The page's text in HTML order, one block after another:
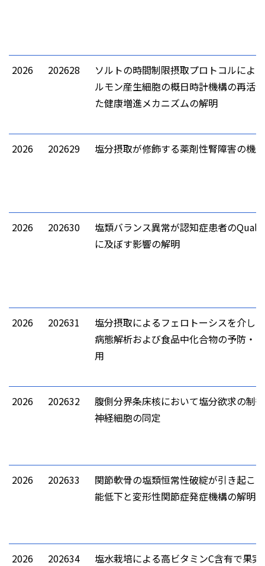
2026 202628
ソルトの時間制限摂取プロトコルによ
ルモン産生細胞の概日時計機構の再活
た健康増進メカニズムの解明
2026 202629 塩分摂取が修飾する薬剤性腎障害の機
2026 202630
塩類バランス異常が認知症患者の
に及ぼす影響の解明
2026 202631
塩分摂取によるフェロトーシスを介し
病態解析および食品中化合物の予防・
用
2026 202632
腹側分界条床核において塩分欲求の制
神経細胞の同定
2026 202633
関節軟骨の塩類恒常性破綻が引き起こ
能低下と変形性関節症発症機構の解明
2026 202634
塩水栽培による高ビタミンC含有で果実